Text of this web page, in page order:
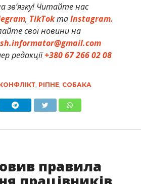
зв’язку! Читайте нас
, TikTokтаInstagram.
свої новини на
редакції+380 67 266 02 08
, РІПНЕ, СОБАКА
правила